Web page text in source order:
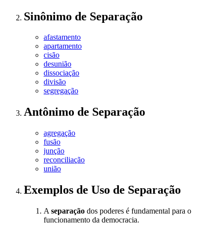
Sinônimo de Separação
afastamento
apartamento
cisão
desunião
dissociação
divisão
segregação
Antônimo de Separação
agregação
fusão
junção
reconciliação
união
Exemplos de Uso de Separação
A separação dos poderes é fundamental para o
funcionamento da democracia.